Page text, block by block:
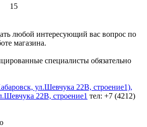
15
любой интересующий вас вопрос по
магазина.
специалисты обязательно
ул.Шевчука 22В, строение1),
22В, строение1 тел: +7 (4212)